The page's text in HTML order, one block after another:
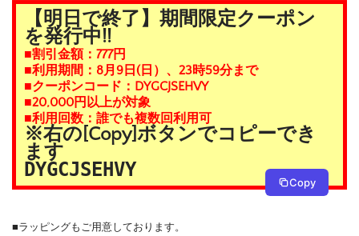
【明日で終了】期間限定クーポン
を発行中!!
■割引金額：777円
■利用期間：8月9日(日）、23時59分まで
■クーポンコード：DYGCJSEHVY
■20,000円以上が対象
■利用回数：誰でも複数回利用可
※右の[Copy]ボタンでコピーでき
ます
DYGCJSEHVY
Copy
■ラッピングもご用意しております。